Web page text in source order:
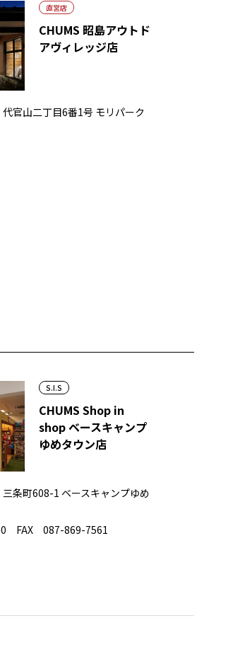
直営店
CHUMS 昭島アウトド
アヴィレッジ店
官山二丁目6番1号 モリパーク
S.I.S
CHUMS Shop in
shop ベースキャンプ
ゆめタウン店
条町608-1 ベースキャンプゆめ
FAX 087-869-7561